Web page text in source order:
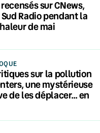
sur CNews,
Sud Radio pendant la
de mai
sur la pollution
une mystérieuse
de les déplacer… en